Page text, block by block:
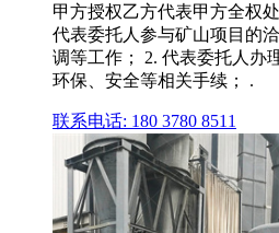
甲方授权乙方代表甲方全权
代表委托人参与矿山项目的
调等工作； 2. 代表委托人办
环保、安全等相关手续； .
联系电话: 180 3780 8511